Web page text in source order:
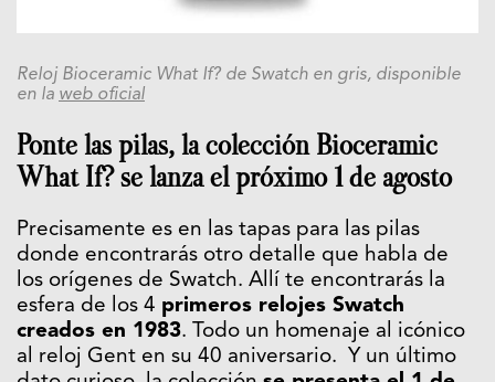
Reloj Bioceramic What If? de Swatch en gris, disponible
en la web oficial
Ponte las pilas, la colección Bioceramic
What If? se lanza el próximo 1 de agosto
Precisamente es en las tapas para las pilas
donde encontrarás otro detalle que habla de
los orígenes de Swatch. Allí te encontrarás la
esfera de los 4 primeros relojes Swatch
creados en 1983. Todo un homenaje al icónico
al reloj Gent en su 40 aniversario. Y un último